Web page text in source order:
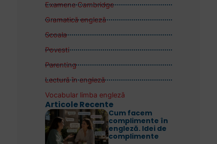
Examene Cambridge
Gramatică engleză
Scoala
Povesti
Parenting
Lectură în engleză
Vocabular limba engleză
Articole Recente
Cum facem
complimente în
engleză. Idei de
complimente